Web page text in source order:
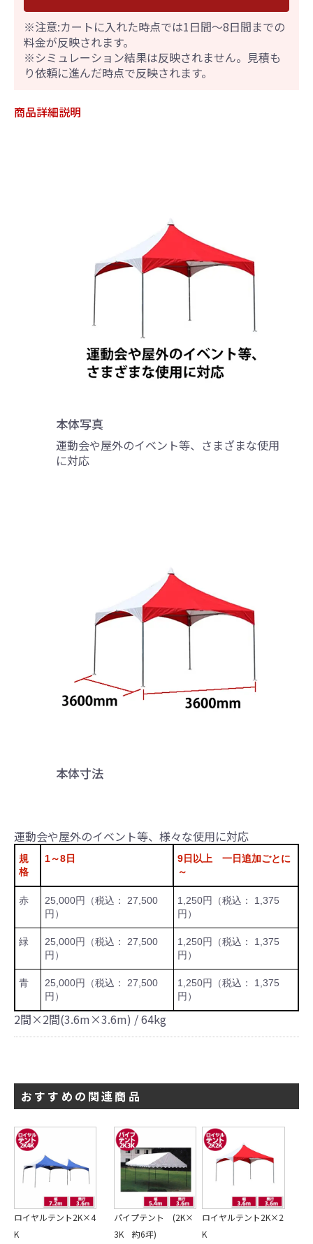
※注意:カートに入れた時点では1日間～8日間までの
料金が反映されます。
※シミュレーション結果は反映されません。見積も
り依頼に進んだ時点で反映されます。
商品詳細説明
本体写真
運動会や屋外のイベント等、さまざまな使用
に対応
本体寸法
運動会や屋外のイベント等、様々な使用に対応
規
格
1～8日
9日以上 一日追加ごとに
～
赤
25,000円（税込： 27,500
円）
1,250円（税込： 1,375
円）
緑
25,000円（税込： 27,500
円）
1,250円（税込： 1,375
円）
青
25,000円（税込： 27,500
円）
1,250円（税込： 1,375
円）
2間×2間(3.6m×3.6m) / 64kg
おすすめの関連商品
ロイヤルテント2K×4
K
パイプテント (2K×
3K 約6坪)
ロイヤルテント2K×2
K